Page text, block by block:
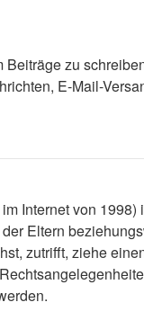
zu
E-Mail-
Internet von
Eltern
zutrifft, ziehe